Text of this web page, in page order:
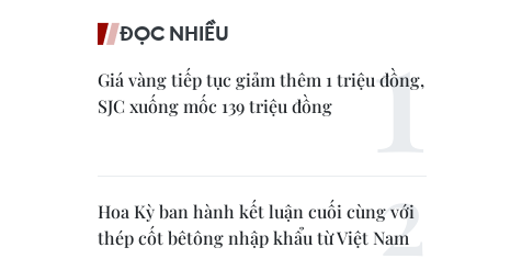
ĐỌC NHIỀU
Giá vàng tiếp tục giảm thêm 1 triệu đồng,
SJC xuống mốc 139 triệu đồng
Hoa Kỳ ban hành kết luận cuối cùng với
thép cốt bêtông nhập khẩu từ Việt Nam